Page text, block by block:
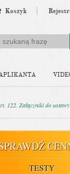
Koszyk
122. Załączniki do
TESTY